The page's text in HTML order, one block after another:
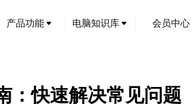
产品功能 电脑知识库 会员中心
：快速解决常见问题